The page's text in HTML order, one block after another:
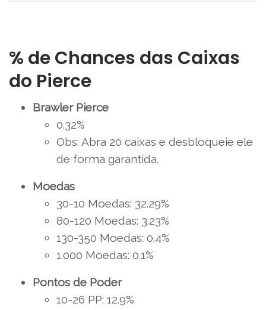
% de Chances das Caixas
do Pierce
Brawler Pierce
0.32%
Obs: Abra 20 caixas e desbloqueie ele
de forma garantida.
Moedas
30-10 Moedas: 32.29%
80-120 Moedas: 3.23%
130-350 Moedas: 0.4%
1.000 Moedas: 0.1%
Pontos de Poder
10-26 PP: 12.9%